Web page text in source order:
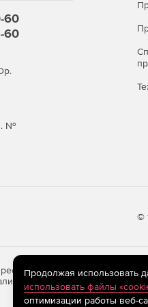
элементы управления
с данными.
обновлений и
web-чату) в течение 1 года.
60
60
№
©
store.softline.ru
сведений, относящихся
Продолжая использовать
использовать файлы
оптимизации работы веб-